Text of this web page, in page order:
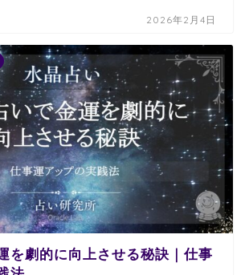
2026年2月4日
を劇的に向上させる秘訣｜仕事